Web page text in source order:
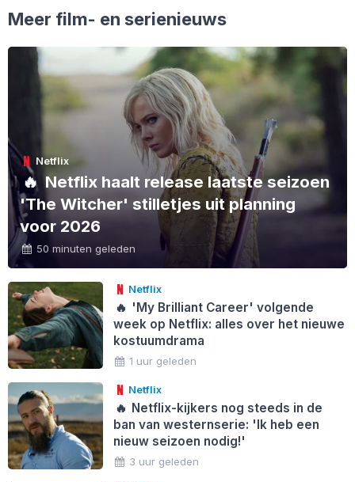
Meer film- en serienieuws
Netflix
🔥 Netflix haalt release laatste seizoen
'The Witcher' stilletjes uit planning
voor 2026
50 minuten geleden
Netflix
🔥 'My Brilliant Career' volgende
week op Netflix: alles over het nieuwe
kostuumdrama
1 uur geleden
Netflix
🔥 Netflix-kijkers nog steeds in de
ban van westernserie: 'Ik heb een
nieuw seizoen nodig!'
3 uur geleden